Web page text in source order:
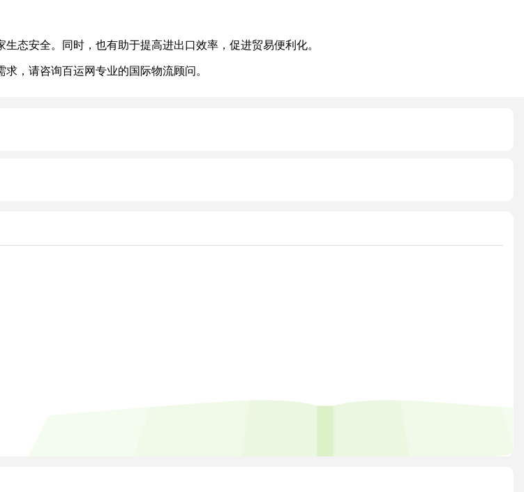
安全。同时，也有助于提高进出口效率，促进贸易便利化。
，请咨询百运网专业的国际物流顾问。